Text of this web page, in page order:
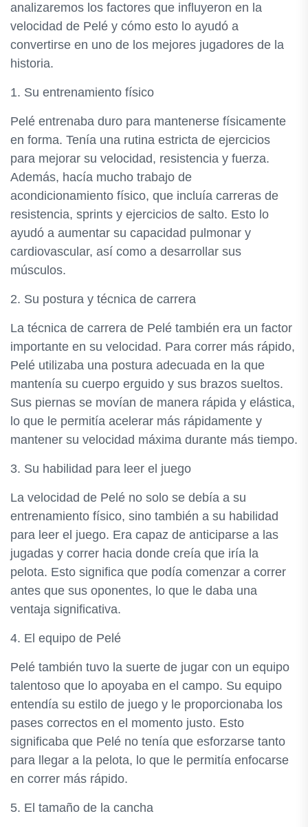
analizaremos los factores que influyeron en la
velocidad de Pelé y cómo esto lo ayudó a
convertirse en uno de los mejores jugadores de la
historia.
1. Su entrenamiento físico
Pelé entrenaba duro para mantenerse físicamente
en forma. Tenía una rutina estricta de ejercicios
para mejorar su velocidad, resistencia y fuerza.
Además, hacía mucho trabajo de
acondicionamiento físico, que incluía carreras de
resistencia, sprints y ejercicios de salto. Esto lo
ayudó a aumentar su capacidad pulmonar y
cardiovascular, así como a desarrollar sus
músculos.
2. Su postura y técnica de carrera
La técnica de carrera de Pelé también era un factor
importante en su velocidad. Para correr más rápido,
Pelé utilizaba una postura adecuada en la que
mantenía su cuerpo erguido y sus brazos sueltos.
Sus piernas se movían de manera rápida y elástica,
lo que le permitía acelerar más rápidamente y
mantener su velocidad máxima durante más tiempo.
3. Su habilidad para leer el juego
La velocidad de Pelé no solo se debía a su
entrenamiento físico, sino también a su habilidad
para leer el juego. Era capaz de anticiparse a las
jugadas y correr hacia donde creía que iría la
pelota. Esto significa que podía comenzar a correr
antes que sus oponentes, lo que le daba una
ventaja significativa.
4. El equipo de Pelé
Pelé también tuvo la suerte de jugar con un equipo
talentoso que lo apoyaba en el campo. Su equipo
entendía su estilo de juego y le proporcionaba los
pases correctos en el momento justo. Esto
significaba que Pelé no tenía que esforzarse tanto
para llegar a la pelota, lo que le permitía enfocarse
en correr más rápido.
5. El tamaño de la cancha